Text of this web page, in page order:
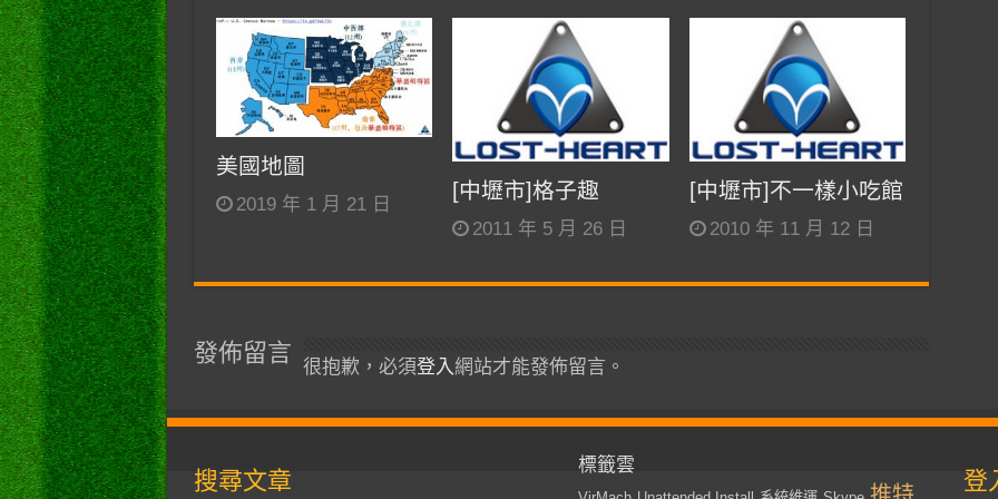
美國地圖
2019 年 1 月 21 日
[中壢市]格子趣
2011 年 5 月 26 日
[中壢市]不一樣小吃館
2010 年 11 月 12 日
發佈留言
很抱歉，必須登入 網站才能發佈留言。
搜尋文章
標籤雲
推特 登